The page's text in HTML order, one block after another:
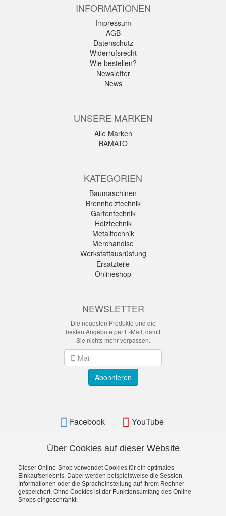
INFORMATIONEN
Impressum
AGB
Datenschutz
Widerrufsrecht
Wie bestellen?
Newsletter
News
UNSERE MARKEN
Alle Marken
BAMATO
KATEGORIEN
Baumaschinen
Brennholztechnik
Gartentechnik
Holztechnik
Metalltechnik
Merchandise
Werkstattausrüstung
Ersatzteile
Onlineshop
NEWSLETTER
Die neuesten Produkte und die
besten Angebote per E-Mail, damit
Sie nichts mehr verpassen.
Abonnieren
Facebook YouTube
BAMATO - Bavarian Machine Tools Online Shop
Über Cookies auf dieser Website
Dieser Online-Shop verwendet Cookies für ein optimales
Einkaufserlebnis. Dabei werden beispielsweise die Session-
Informationen oder die Spracheinstellung auf Ihrem Rechner
gespeichert. Ohne Cookies ist der Funktionsumfang des Online-
Shops eingeschränkt.